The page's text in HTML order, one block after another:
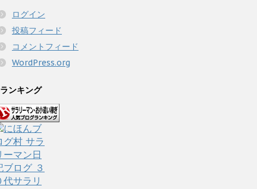
ログイン
投稿フィード
コメントフィード
WordPress.org
ランキング